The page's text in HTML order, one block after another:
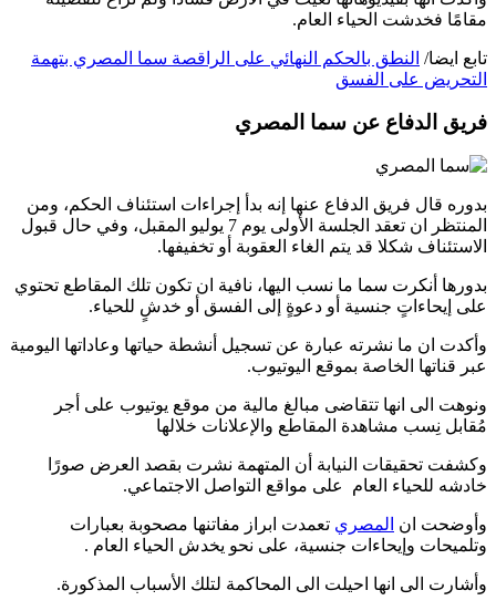
مقامًا فخدشت الحياء العام.
تابع ايضا/ النطق بالحكم النهائي على الراقصة سما المصري بتهمة
التحريض على الفسق
فريق الدفاع عن سما المصري
بدوره قال فريق الدفاع عنها إنه بدأ إجراءات استئناف الحكم، ومن
المنتظر ان تعقد الجلسة الأولى يوم 7 يوليو المقبل، وفي حال قبول
الاستئناف شكلا قد يتم الغاء العقوبة أو تخفيفها.
بدورها أنكرت سما ما نسب اليها، نافية ان تكون تلك المقاطع تحتوي
على إيحاءاتٍ جنسية أو دعوةٍ إلى الفسق أو خدشٍ للحياء.
وأكدت ان ما نشرته عبارة عن تسجيل أنشطة حياتها وعاداتها اليومية
عبر قناتها الخاصة بموقع اليوتيوب.
ونوهت الى انها تتقاضى مبالغ مالية من موقع يوتيوب على أجر
مُقابل نِسب مشاهدة المقاطع والإعلانات خلالها
وكشفت تحقيقات النيابة أن المتهمة نشرت بقصد العرض صورًا
خادشه للحياء العام على مواقع التواصل الاجتماعي.
وأوضحت ان المصري تعمدت ابراز مفاتنها مصحوبة بعبارات
وتلميحات وإيحاءات جنسية، على نحو يخدش الحياء العام .
وأشارت الى انها احيلت الى المحاكمة لتلك الأسباب المذكورة.